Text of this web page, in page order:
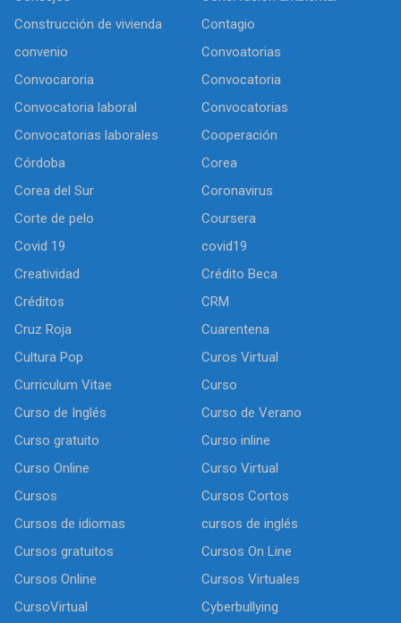
Construcción de vivienda
Contagio
convenio
Convoatorias
Convocaroria
Convocatoria
Convocatoria laboral
Convocatorias
Convocatorias laborales
Cooperación
Córdoba
Corea
Corea del Sur
Coronavirus
Corte de pelo
Coursera
Covid 19
covid19
Creatividad
Crédito Beca
Créditos
CRM
Cruz Roja
Cuarentena
Cultura Pop
Curos Virtual
Curriculum Vitae
Curso
Curso de Inglés
Curso de Verano
Curso gratuito
Curso inline
Curso Online
Curso Virtual
Cursos
Cursos Cortos
Cursos de idiomas
cursos de inglés
Cursos gratuitos
Cursos On Line
Cursos Online
Cursos Virtuales
CursoVirtual
Cyberbullying